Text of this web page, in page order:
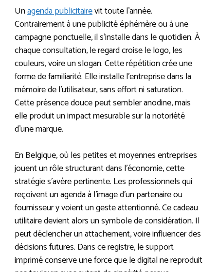
Unagenda publicitairevit toute l’année.
Contrairement à une publicité éphémère ou à une
campagne ponctuelle, il s’installe dans le quotidien. À
chaque consultation, le regard croise le logo, les
couleurs, voire un slogan. Cette répétition crée une
forme de familiarité. Elle installe l’entreprise dans la
mémoire de l’utilisateur, sans effort ni saturation.
Cette présence douce peut sembler anodine, mais
elle produit un impact mesurable sur la notoriété
d’une marque.
En Belgique, où les petites et moyennes entreprises
jouent un rôle structurant dans l’économie, cette
stratégie s’avère pertinente. Les professionnels qui
reçoivent un agenda à l’image d’un partenaire ou
fournisseur y voient un geste attentionné. Ce cadeau
utilitaire devient alors un symbole de considération. Il
peut déclencher un attachement, voire influencer des
décisions futures. Dans ce registre, le support
imprimé conserve une force que le digital ne reproduit